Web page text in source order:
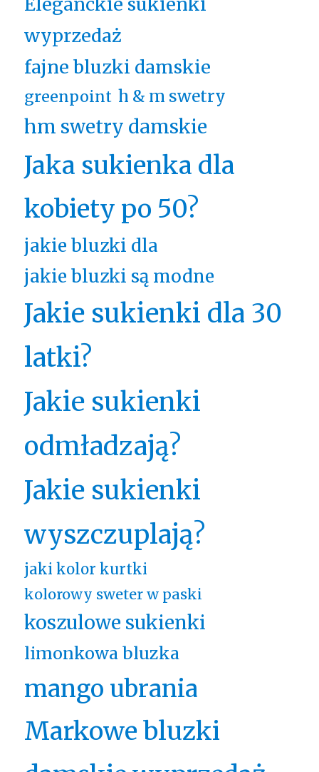
wyprzedaż
fajne bluzki damskie
greenpoint h & m swetry
hm swetry damskie
Jaka sukienka dla
kobiety po 50?
jakie bluzki dla
jakie bluzki są modne
Jakie sukienki dla 30
latki?
Jakie sukienki
odmładzają?
Jakie sukienki
wyszczuplają?
jaki kolor kurtki
kolorowy sweter w paski
koszulowe sukienki
limonkowa bluzka
mango ubrania
Markowe bluzki